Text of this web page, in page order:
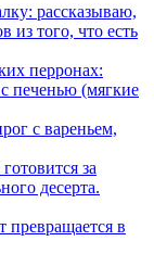
рассказываю,
из того, что есть
перронах:
печенью (мягкие
с вареньем,
за
десерта.
в